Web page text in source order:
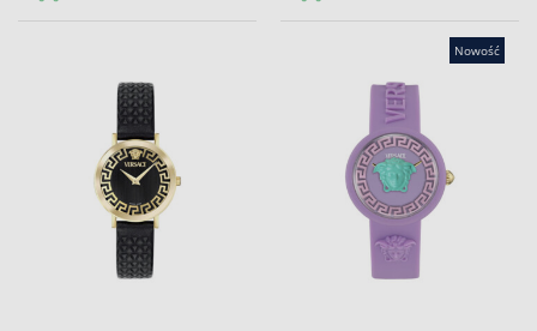
Nowość